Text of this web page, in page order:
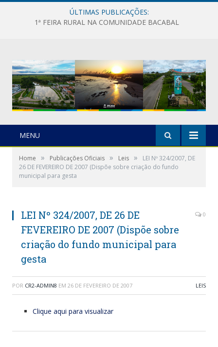
ÚLTIMAS PUBLICAÇÕES:
1ª FEIRA RURAL NA COMUNIDADE BACABAL
MENU
Home » Publicações Oficiais » Leis »
LEI Nº 324/2007, DE
26 DE FEVEREIRO DE 2007 (Dispõe sobre criação do fundo
municipal para gesta
LEI Nº 324/2007, DE 26 DE
FEVEREIRO DE 2007 (Dispõe sobre
criação do fundo municipal para
gesta
0
POR CR2-ADMIN8 EM 26 DE FEVEREIRO DE 2007 LEIS
Clique aqui para visualizar